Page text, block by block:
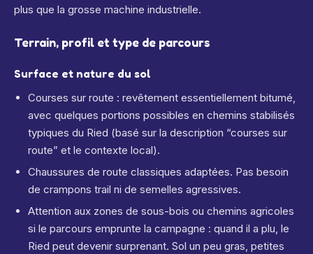
plus que la grosse machine industrielle.
Terrain, profil et type de parcours
Surface et nature du sol
Courses sur route : revêtement essentiellement bitumé,
avec quelques portions possibles en chemins stabilisés
typiques du Ried (basé sur la description “courses sur
route” et le contexte local).
Chaussures de route classiques adaptées. Pas besoin
de crampons trail ni de semelles agressives.
Attention aux zones de sous-bois ou chemins agricoles
si le parcours emprunte la campagne : quand il a plu, le
Ried peut devenir surprenant. Sol un peu gras, petites